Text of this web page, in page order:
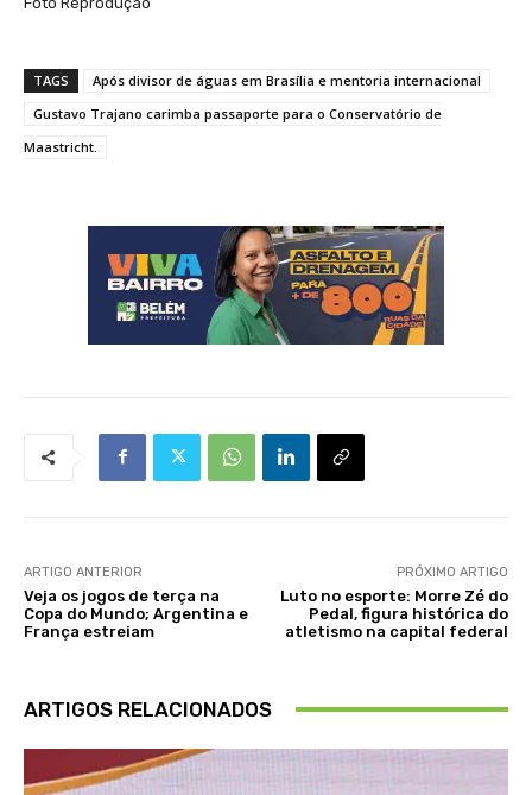
TAGS
Após divisor de águas em Brasília e mentoria internacional
Gustavo Trajano carimba passaporte para o Conservatório de
Maastricht.
ARTIGO ANTERIOR
Veja os jogos de terça na
Copa do Mundo; Argentina e
França estreiam
PRÓXIMO ARTIGO
Luto no esporte: Morre Zé do
Pedal, figura histórica do
atletismo na capital federal
ARTIGOS RELACIONADOS